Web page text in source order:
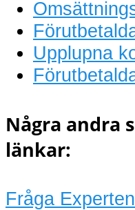
Upplupna
Några andra
länkar:
Fråga Experten